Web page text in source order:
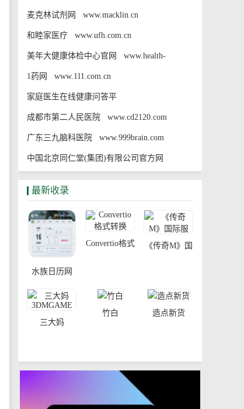
麦克林试剂网 www.macklin.cn
和睦家医疗 www.ufh.com.cn
美年大健康体检中心官网 www.health-
100.cn
1药网 www.111.com.cn
家庭医生在线健康问答平
台 ask.familydoctor.com.cn
成都市第二人民医院 www.cd2120.com
广东三九脑科医院 www.999brain.com
中国北京同仁堂(集团)有限公司官方网
最新收录
水族日历网
Convertio格式 《传奇M》国
三大妈
竹白 造点新货